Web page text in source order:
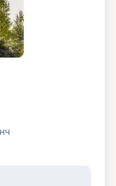
нч